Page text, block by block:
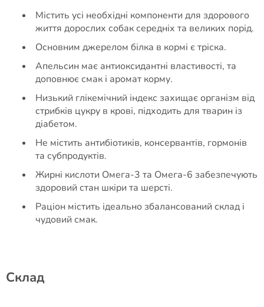
Містить усі необхідні компоненти для здорового
життя дорослих собак середніх та великих порід.
Основним джерелом білка в кормі є тріска.
Апельсин має антиоксидантні властивості, та
доповнює смак і аромат корму.
Низький глікемічний індекс захищає організм від
стрибків цукру в крові, підходить для тварин із
діабетом.
Не містить антибіотиків, консервантів, гормонів
та субпродуктів.
Жирні кислоти Омега-3 та Омега-6 забезпечують
здоровий стан шкіри та шерсті.
Раціон містить ідеально збалансований склад і
чудовий смак.
Cклад